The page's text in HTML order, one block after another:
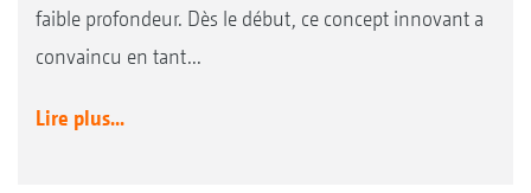
faible profondeur. Dès le début, ce concept innovant a
convaincu en tant...
Lire plus...